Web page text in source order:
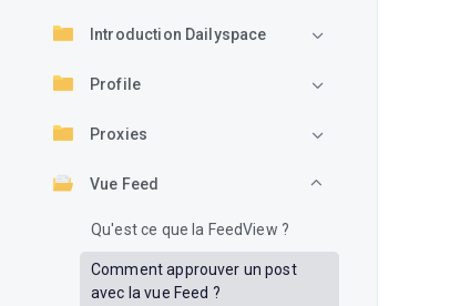
Introduction Dailyspace
Profile
Proxies
Vue Feed
Qu'est ce que la FeedView ?
Comment approuver un post
avec la vue Feed ?